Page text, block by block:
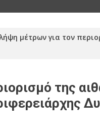
μέτρων για τον
της